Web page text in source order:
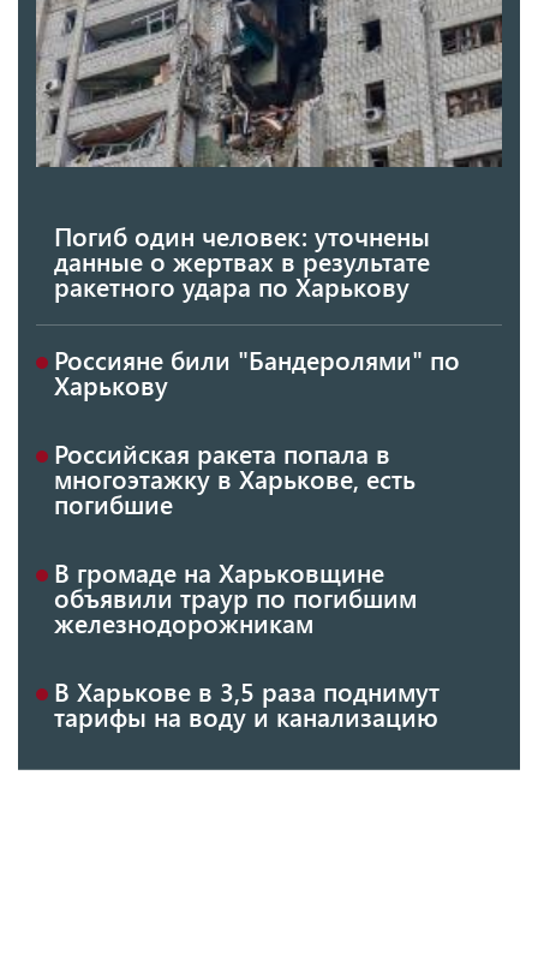
Погиб один человек: уточнены
данные о жертвах в результате
ракетного удара по Харькову
Россияне били "Бандеролями" по
Харькову
Российская ракета попала в
многоэтажку в Харькове, есть
погибшие
В громаде на Харьковщине
объявили траур по погибшим
железнодорожникам
В Харькове в 3,5 раза поднимут
тарифы на воду и канализацию